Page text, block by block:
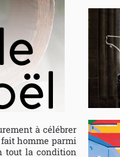
à célébrer
fait homme parmi
tout la condition